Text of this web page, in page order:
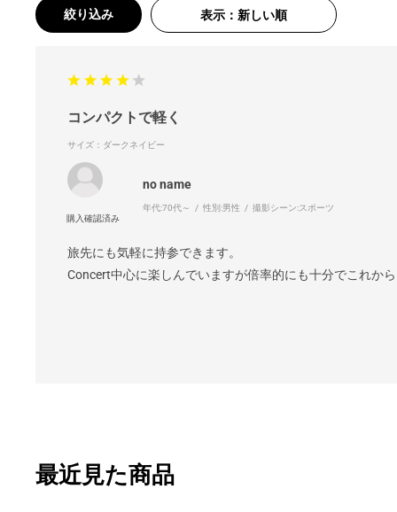
絞り込み 表示：新しい順
コンパクトで軽く
サイズ：ダークネイビー
no name
年代:70代～ 性別:男性 撮影シーン:スポーツ
旅先にも気軽に持参できます。
Concert中心に楽しんでいますが倍率的にも十分でこれから
最近見た商品